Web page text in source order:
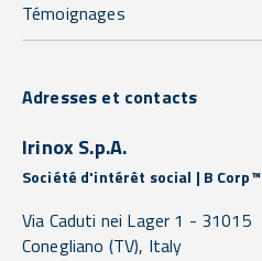
Témoignages
Adresses et contacts
Irinox S.p.A.
Société d'intérêt social | B Corp™
Via Caduti nei Lager 1 - 31015
Conegliano (TV), Italy